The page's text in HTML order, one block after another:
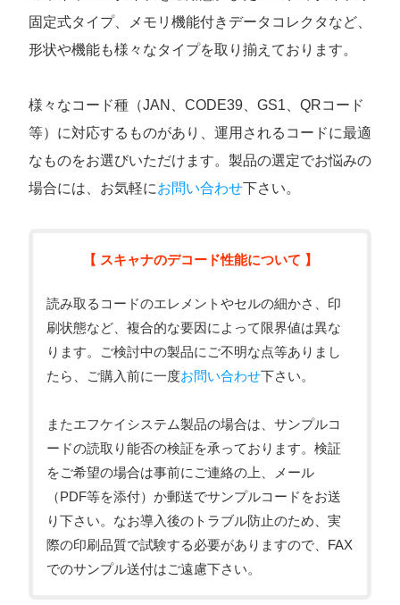
固定式タイプ、メモリ機能付きデータコレクタなど、
形状や機能も様々なタイプを取り揃えております。
様々なコード種（JAN、CODE39、GS1、QRコード
等）に対応するものがあり、運用されるコードに最適
なものをお選びいただけます。製品の選定でお悩みの
場合には、お気軽にお問い合わせ下さい。
【 スキャナのデコード性能について 】
読み取るコードのエレメントやセルの細かさ、印
刷状態など、複合的な要因によって限界値は異な
ります。ご検討中の製品にご不明な点等ありまし
たら、ご購入前に一度お問い合わせ下さい。
またエフケイシステム製品の場合は、サンプルコ
ードの読取り能否の検証を承っております。検証
をご希望の場合は事前にご連絡の上、メール
（PDF等を添付）か郵送でサンプルコードをお送
り下さい。なお導入後のトラブル防止のため、実
際の印刷品質で試験する必要がありますので、FAX
でのサンプル送付はご遠慮下さい。